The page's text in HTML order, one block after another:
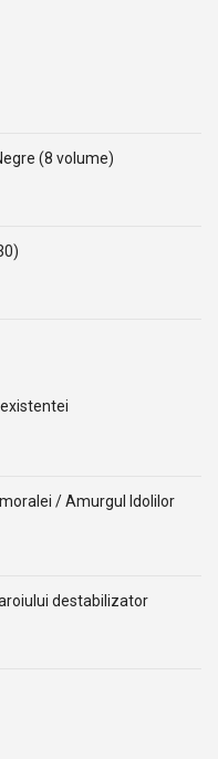
(8 volume)
/ Amurgul Idolilor
destabilizator